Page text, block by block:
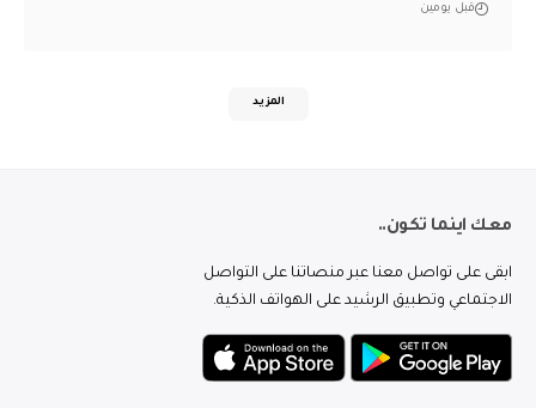
قبل يومين
المزيد
معك اينما تكون..
ابقى على تواصل معنا عبر منصاتنا على التواصل
الاجتماعي وتطبيق الرشيد على الهواتف الذكية.